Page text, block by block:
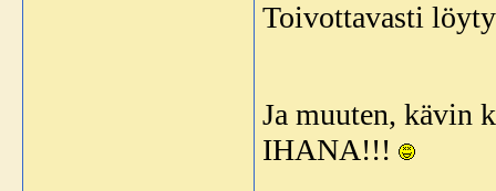
Toivottavasti
Ja muuten, kävin
IHANA!!!